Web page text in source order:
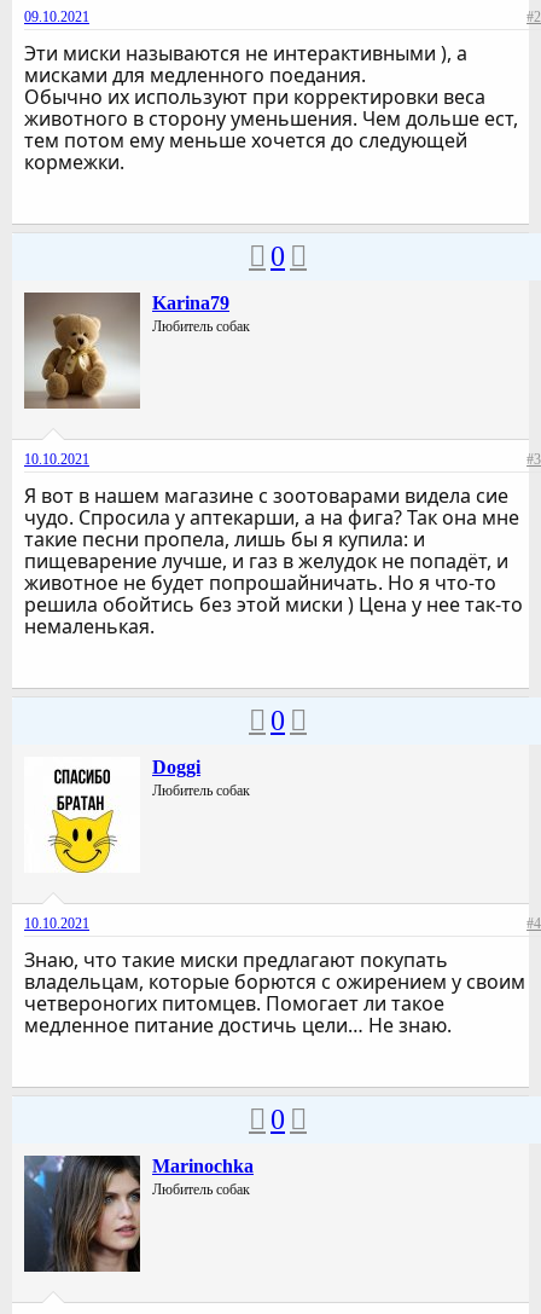
09.10.2021 #2
Эти миски называются не интерактивными ), а
мисками для медленного поедания.
Обычно их используют при корректировки веса
животного в сторону уменьшения. Чем дольше ест,
тем потом ему меньше хочется до следующей
кормежки.
0
Karina79
Любитель собак
10.10.2021 #3
Я вот в нашем магазине с зоотоварами видела сие
чудо. Спросила у аптекарши, а на фига? Так она мне
такие песни пропела, лишь бы я купила: и
пищеварение лучше, и газ в желудок не попадёт, и
животное не будет попрошайничать. Но я что-то
решила обойтись без этой миски ) Цена у нее так-то
немаленькая.
0
Doggi
Любитель собак
10.10.2021 #4
Знаю, что такие миски предлагают покупать
владельцам, которые борются с ожирением у своим
четвероногих питомцев. Помогает ли такое
медленное питание достичь цели… Не знаю.
0
Marinochka
Любитель собак